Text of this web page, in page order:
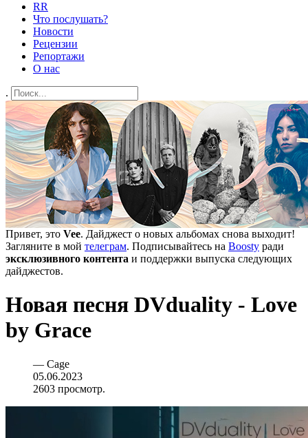
RR
Что послушать?
Новости
Рецензии
Репортажи
О нас
.
Привет, это Vee. Дайджест о новых альбомах снова выходит!
Загляните в мой телеграм. Подписывайтесь на Boosty ради
эксклюзивного контента и поддержки выпуска следующих
дайджестов.
Новая песня DVduality - Love
by Grace
— Cage
05.06.2023
2603 просмотр.